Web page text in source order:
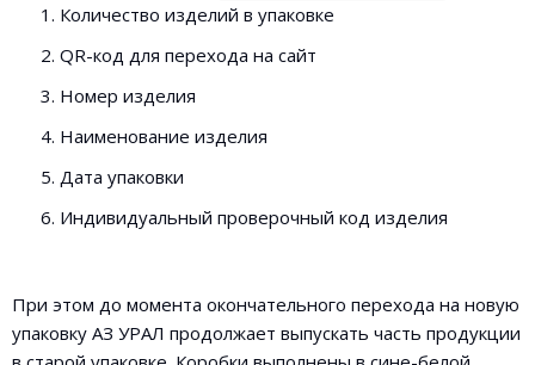
Количество изделий в упаковке
QR-код для перехода на сайт
Номер изделия
Наименование изделия
Дата упаковки
Индивидуальный проверочный код изделия
При этом до момента окончательного перехода на новую
упаковку АЗ УРАЛ продолжает выпускать часть продукции